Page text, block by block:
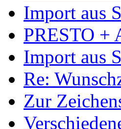
Import aus
PRESTO +
Import aus
Re:
Zur